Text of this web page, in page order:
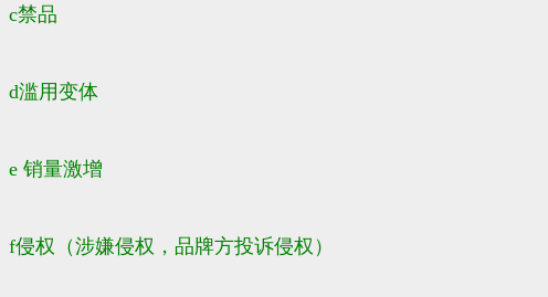
c禁品
d滥用变体
e 销量激增
f侵权（涉嫌侵权，品牌方投诉侵权）